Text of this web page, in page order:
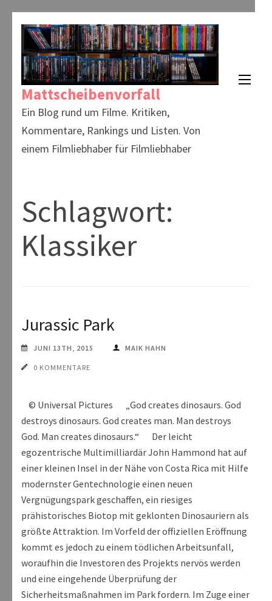
springen
(Enter
drücken)
Mattscheibenvorfall
Ein Blog rund um Filme. Kritiken,
Kommentare, Rankings und Listen. Von
einem Filmliebhaber für Filmliebhaber
Schlagwort:
Klassiker
Jurassic Park
JUNI 13TH, 2015 MAIK HAHN
0 KOMMENTARE
© Universal Pictures „God creates dinosaurs. God
destroys dinosaurs. God creates man. Man destroys
God. Man creates dinosaurs.“ Der leicht
egozentrische Multimilliardär John Hammond hat auf
einer kleinen Insel in der Nähe von Costa Rica mit Hilfe
modernster Gentechnologie einen neuen
Vergnügungspark geschaffen, ein riesiges
prähistorisches Biotop mit geklonten Dinosauriern als
größte Attraktion. Im Vorfeld der offiziellen Eröffnung
kommt es jedoch zu einem tödlichen Arbeitsunfall,
woraufhin die Investoren des Projekts nervös werden
und eine eingehende Überprüfung der
Sicherheitsmaßnahmen im Park fordern. Im Zuge einer